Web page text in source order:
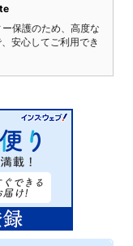
保護のため、高度な
安心してご利用でき